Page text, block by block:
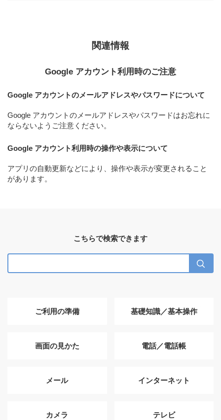
関連情報
Google アカウント利用時のご注意
Google アカウントのメールアドレスやパスワードについて
Google アカウントのメールアドレスやパスワードはお忘れに
ならないようご注意ください。
Google アカウント利用時の操作や表示について
アプリの自動更新などにより、操作や表示が変更されること
があります。
こちらで検索できます
ご利用の準備 基礎知識／基本操作
画面の見かた 電話／電話帳
メール インターネット
カメラ テレビ